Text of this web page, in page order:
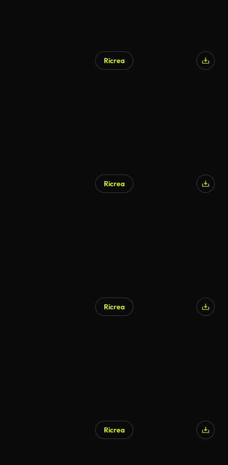
Ricrea
Ricrea
Ricrea
Ricrea